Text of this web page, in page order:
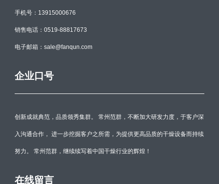
手机号：13915000676
销售电话：0519-88817673
电子邮箱：sale@fanqun.com
企业口号
创新成就典范，品质领秀集群。 常州范群，不断加大研发力度，于客户深
入沟通合作， 进一步挖掘客户之所需，为提供更高品质的干燥设备而持续
努力。 常州范群，继续续写着中国干燥行业的辉煌！
在线留言